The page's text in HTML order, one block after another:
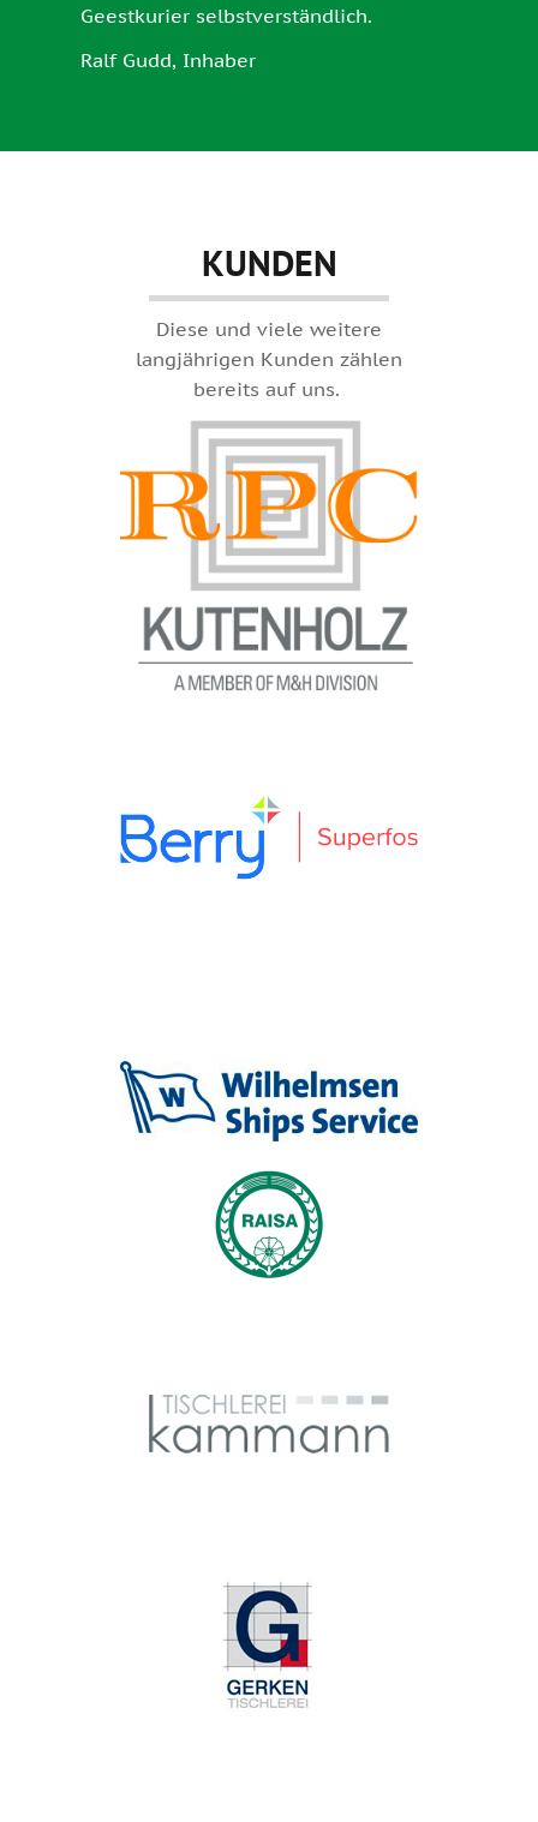
Geestkurier selbstverständlich.
Ralf Gudd, Inhaber
KUNDEN
Diese und viele weitere
langjährigen Kunden zählen
bereits auf uns.